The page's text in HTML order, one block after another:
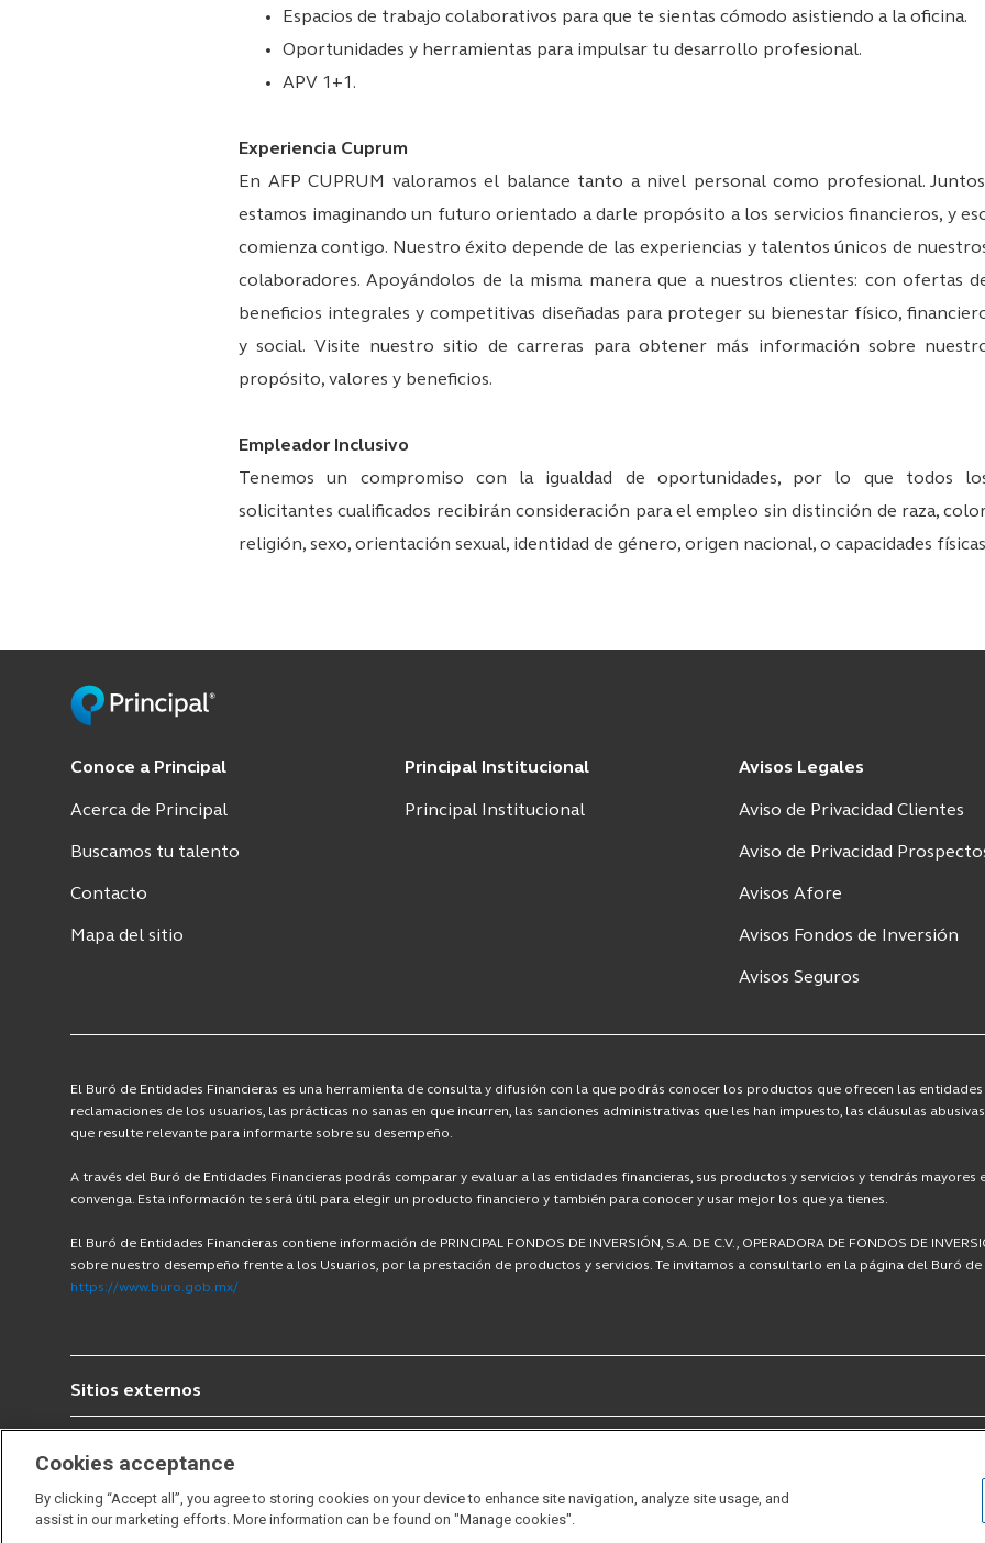
Espacios de trabajo colaborativos para que te sientas cómodo asistiendo a la oficina.
Oportunidades y herramientas para impulsar tu desarrollo profesional.
APV 1+1.
Experiencia Cuprum
En AFP CUPRUM valoramos el balance tanto a nivel personal como profesional.
estamos imaginando un futuro orientado a darle propósito a los servicios financieros, y
comienza contigo. Nuestro éxito depende de las experiencias y talentos únicos de
colaboradores. Apoyándolos de la misma manera que a nuestros clientes: con ofertas
beneficios integrales y competitivas diseñadas para proteger su bienestar físico,
y social. Visite nuestro sitio de carreras para obtener más información sobre
propósito, valores y beneficios.
Empleador Inclusivo
Tenemos un compromiso con la igualdad de oportunidades, por lo que todos
solicitantes cualificados recibirán consideración para el empleo sin distinción de raza,
religión, sexo, orientación sexual, identidad de género, origen nacional, o capacidades
Conoce a Principal
Acerca de Principal
Buscamos tu talento
Contacto
Mapa del sitio
Principal Institucional
Principal Institucional
Avisos Legales
Aviso de Privacidad Clientes
Aviso de Privacidad
Avisos Afore
Avisos Fondos de Inversión
Avisos Seguros
El Buró de Entidades Financieras es una herramienta de consulta y difusión con la que podrás conocer los productos que ofrecen las entidades
reclamaciones de los usuarios, las prácticas no sanas en que incurren, las sanciones administrativas que les han impuesto, las cláusulas
que resulte relevante para informarte sobre su desempeño.
A través del Buró de Entidades Financieras podrás comparar y evaluar a las entidades financieras, sus productos y servicios y tendrás
convenga. Esta información te será útil para elegir un producto financiero y también para conocer y usar mejor los que ya tienes.
El Buró de Entidades Financieras contiene información de PRINCIPAL FONDOS DE INVERSIÓN, S.A. DE C.V., OPERADORA DE FONDOS DE
sobre nuestro desempeño frente a los Usuarios, por la prestación de productos y servicios. Te invitamos a consultarlo en la página del Buró de
https://www.buro.gob.mx/
Sitios externos
CONSAR AMAFORE
© 2023, Principal México, Todos los derechos reservados
Cookies acceptance
By clicking “Accept all”, you agree to storing cookies on your device to enhance site navigation, analyze site usage, and
assist in our marketing efforts. More information can be found on "Manage cookies".